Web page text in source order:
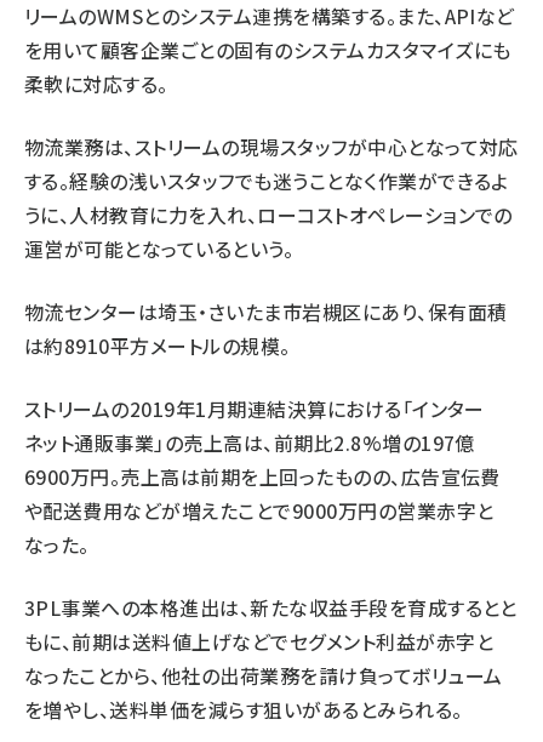
リームのWMSとのシステム連携を構築する。また、APIなど
を用いて顧客企業ごとの固有のシステムカスタマイズにも
柔軟に対応する。
物流業務は、ストリームの現場スタッフが中心となって対応
する。経験の浅いスタッフでも迷うことなく作業ができるよ
うに、人材教育に力を入れ、ローコストオペレーションでの
運営が可能となっているという。
物流センターは埼玉・さいたま市岩槻区にあり、保有面積
は約8910平方メートルの規模。
ストリームの2019年1月期連結決算における「インター
ネット通販事業」の売上高は、前期比2.8%増の197億
6900万円。売上高は前期を上回ったものの、広告宣伝費
や配送費用などが増えたことで9000万円の営業赤字と
なった。
3PL事業への本格進出は、新たな収益手段を育成するとと
もに、前期は送料値上げなどでセグメント利益が赤字と
なったことから、他社の出荷業務を請け負ってボリューム
を増やし、送料単価を減らす狙いがあるとみられる。